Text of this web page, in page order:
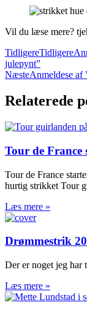
Vil du læse mere?
TidligereTidligere
julepynt”
NæsteAnmeldese af
Relaterede
Tour de
Tour de France
hurtig strikket Tour
Læs mere »
Drømmestrik
Der er noget jeg
Læs mere »